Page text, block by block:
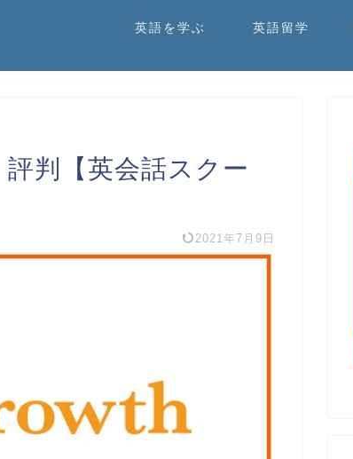
英語を学ぶ 英語留学
判【英会話スクー
2021年7月9日